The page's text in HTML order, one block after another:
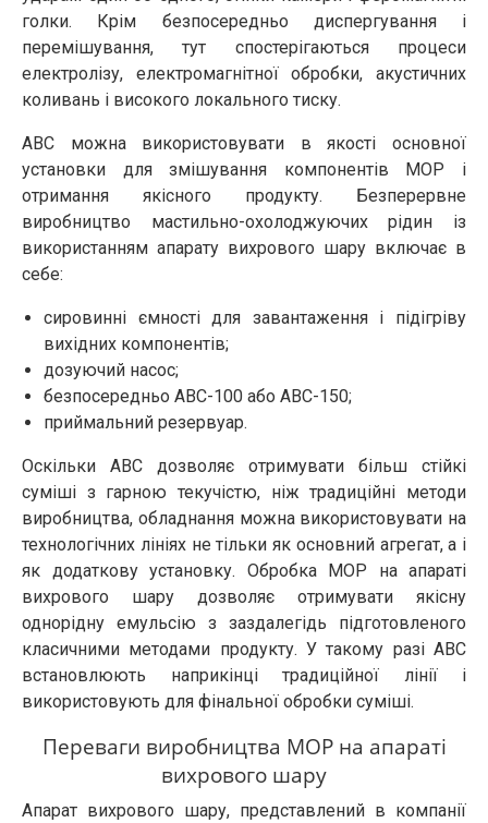
голки. Крім безпосередньо диспергування і
перемішування, тут спостерігаються процеси
електролізу, електромагнітної обробки, акустичних
коливань і високого локального тиску.
АВС можна використовувати в якості основної
установки для змішування компонентів МОР і
отримання якісного продукту. Безперервне
виробництво мастильно-охолоджуючих рідин із
використанням апарату вихрового шару включає в
себе:
сировинні ємності для завантаження і підігріву
вихідних компонентів;
дозуючий насос;
безпосередньо АВС-100 або АВС-150;
приймальний резервуар.
Оскільки АВС дозволяє отримувати більш стійкі
суміші з гарною текучістю, ніж традиційні методи
виробництва, обладнання можна використовувати на
технологічних лініях не тільки як основний агрегат, а і
як додаткову установку. Обробка МОР на апараті
вихрового шару дозволяє отримувати якісну
однорідну емульсію з заздалегідь підготовленого
класичними методами продукту. У такому разі АВС
встановлюють наприкінці традиційної лінії і
використовують для фінальної обробки суміші.
Переваги виробництва МОР на апараті
вихрового шару
Апарат вихрового шару, представлений в компанії